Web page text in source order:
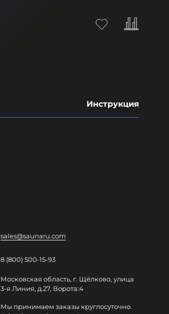
Инструкция
sales@saunaru.com
8 (800) 500-15-93
Московская область, г. Щёлково, улица
3-я Линия, д.27, Ворота:4
Мы принимаем заказы круглосуточно.